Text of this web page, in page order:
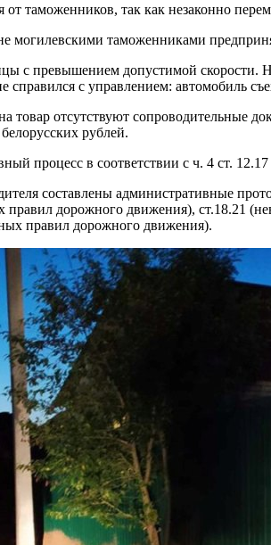
таможенников, так как незаконно
могилевскими таможенниками
с превышением допустимой скорости.
с управлением: автомобиль
товар отсутствуют
рублей.
процесс в соответствии с ч. 4 ст.
составлены административные
дорожного движения), ст.18.21
правил дорожного движения).